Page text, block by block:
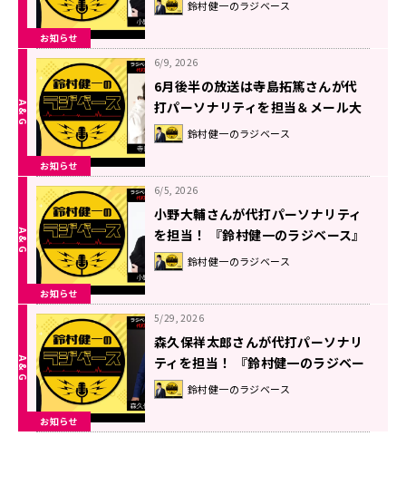
お知らせ
鈴村健一のラジベース
お知らせ
6/9, 2026
6月後半の放送は寺島拓篤さんが代
打パーソナリティを担当＆メール大
募集！『鈴村健一のラジベース』
鈴村健一のラジベース
お知らせ
6/5, 2026
小野大輔さんが代打パーソナリティ
を担当！ 『鈴村健一のラジベース』
#219 鈴村健一のラジベース
お知らせ
5/29, 2026
森久保祥太郎さんが代打パーソナリ
ティを担当！ 『鈴村健一のラジベー
ス』#218鈴村健一のラジベース